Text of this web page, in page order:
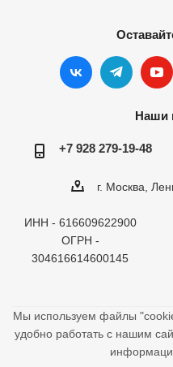
Наши
+7 928 279-19-48
г. Москва,
ИНН - 616609622900
ОГРН -
304616614600145
Мы используем файлы
удобно работать с нашим